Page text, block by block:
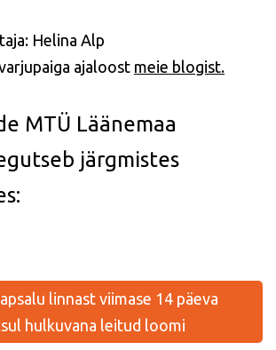
Helina Alp
ajaloost meie blogist.
MTÜ Läänemaa
järgmistes
linnast viimase 14 päeva
hulkuvana leitud loomi